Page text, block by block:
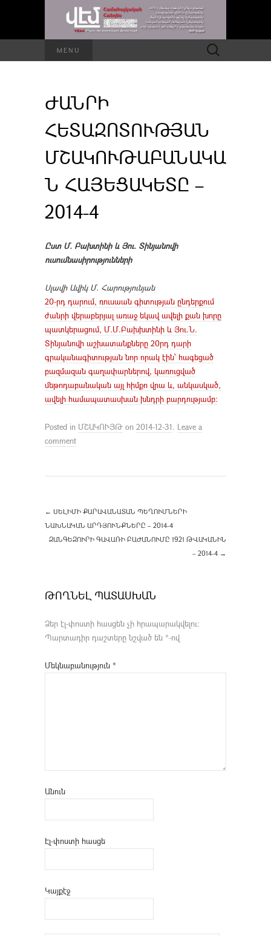
MENU Որոնել՝
ԺԱՆՐԻ
ՀԵՏԱԶՈՏՈՒԹՅԱՆ
ՄՇԱԿՈՒԹԱԲԱՆԱԿԱ
Ն ՀԱՅԵՑԱԿԵՏԸ –
2014-4
Ըստ Մ. Բախտինի և Յու. Տինյանովի
ուսումնասիրությունների
Սլավի Ավիկ Մ. Հարությունյան
20-րդ դարում, ռուսաան գիտության ընդերքում
ժանրի վերաբերյալ առաջ եկավ ավելի քան խորը
պատկերացում, Մ.Մ.Բախխտինի և Յու.Ն.
Տինյանովի աշխատանքները 20րդ դարի
գրականագիտության նոր որակ էին՝ հագեցած
բազմազան գաղափարներով, կառուցված
մեթոդաբանական այլ հիմքո վրա և, անկասկած,
ավելի համապատասխան խնդրի բարդությամբ:
Posted in ՄՇԱԿՈՒՅԹ on 2014-12-31. Leave a
comment
← ՍԵԼԻՄԻ ՔԱՐԱՎԱՆԱՏԱՆ ՊԵՂՈՒՄՆԵՐԻ
ՆԱԽՆԱԿԱՆ ԱՐԴՅՈՒՆՔՆԵՐԸ – 2014-4
ԶԱՆԳԵԶՈՒՐԻ ԳԱՎԱՌԻ ԲԱԺԱՆՈՒՄԸ 1921 ԹՎԱԿԱՆԻՆ
– 2014-4 →
ԹՈՂՆԵԼ ՊԱՏԱՍԽԱՆ
Ձեր էլ-փոստի հասցեն չի հրապարակվելու։
Պարտադիր դաշտերը նշված են *-ով
Մեկնաբանություն *
Անուն
Էլ-փոստի հասցե
Կայքէջ